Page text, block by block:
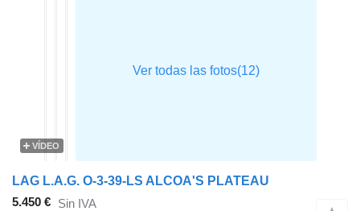
VÍDEO
LAG L.A.G. O-3-39-LS ALCOA'S PLATEAU
5.450 € Sin IVA